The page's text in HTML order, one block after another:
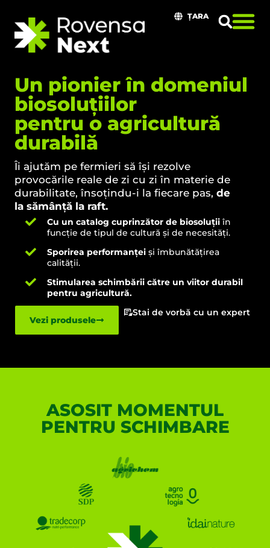
ȚARA
Un pionier în domeniul
biosoluțiilor
pentru o agricultură
durabilă
Îi ajutăm pe fermieri să își rezolve
provocările reale de zi cu zi în materie de
durabilitate, însoțindu-i la fiecare pas, de
la sămânță la raft.
Cu un catalog cuprinzător de biosoluțiiîn
funcție de tipul de cultură și de necesități.
Sporirea performanțeiși îmbunătățirea
calității.
Stimularea schimbării către un viitor durabil
pentru agricultură.
Vezi produsele
Stai de vorbă cu un expert
ASOSIT MOMENTUL
PENTRU SCHIMBARE